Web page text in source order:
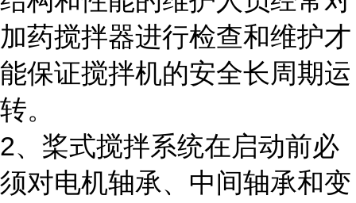
加药搅拌器进行检查和维护才
能保证搅拌机的安全长周期运
转。
2、桨式搅拌系统在启动前必
须对电机轴承、中间轴承和变